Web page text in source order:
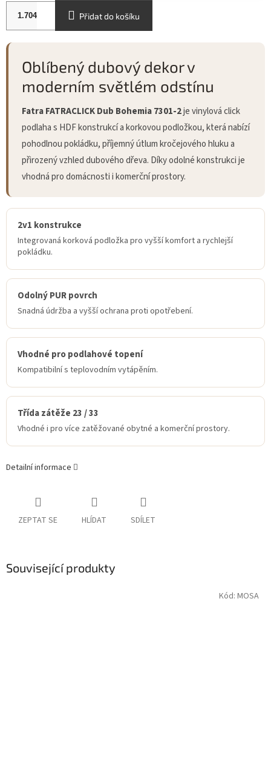
Přidat do košíku
Oblíbený dubový dekor v
moderním světlém odstínu
Fatra FATRACLICK Dub Bohemia 7301-2je vinylová click
podlaha s HDF konstrukcí a korkovou podložkou, která nabízí
pohodlnou pokládku, příjemný útlum kročejového hluku a
přirozený vzhled dubového dřeva. Díky odolné konstrukci je
vhodná pro domácnosti i komerční prostory.
2v1 konstrukce
Integrovaná korková podložka pro vyšší komfort a rychlejší
pokládku.
Odolný PUR povrch
Snadná údržba a vyšší ochrana proti opotřebení.
Vhodné pro podlahové topení
Kompatibilní s teplovodním vytápěním.
Třída zátěže 23 / 33
Vhodné i pro více zatěžované obytné a komerční prostory.
Detailní informace
ZEPTAT SE HLÍDAT SDÍLET
Související produkty
Kód: MOSA